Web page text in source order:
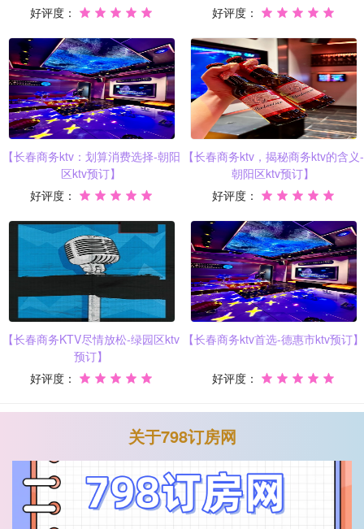
好评度：
好评度：
【长春商务ktv：划算消费选择-朝阳
区ktv预订】
好评度：
【长春商务ktv，揭秘商务ktv的含义-
朝阳区ktv预订】
好评度：
【长春商务KTV尽情放松-绿园区ktv
预订】
好评度：
【长春商务ktv首选-德惠市ktv预订】
好评度：
关于798订房网